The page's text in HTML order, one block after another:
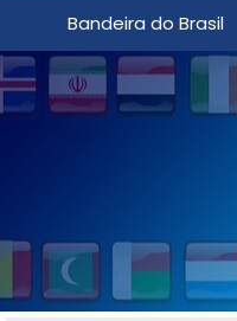
Bandeira do Brasil